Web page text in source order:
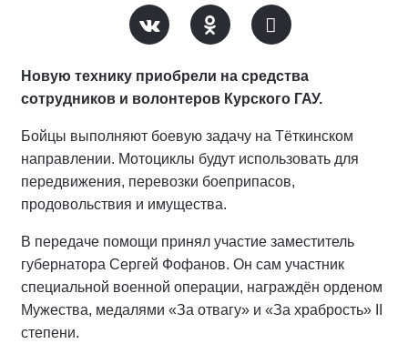
Новую технику приобрели на средства
сотрудников и волонтеров Курского ГАУ.
Бойцы выполняют боевую задачу на Тёткинском
направлении. Мотоциклы будут использовать для
передвижения, перевозки боеприпасов,
продовольствия и имущества.
В передаче помощи принял участие заместитель
губернатора Сергей Фофанов. Он сам участник
специальной военной операции, награждён орденом
Мужества, медалями «За отвагу» и «За храбрость» II
степени.